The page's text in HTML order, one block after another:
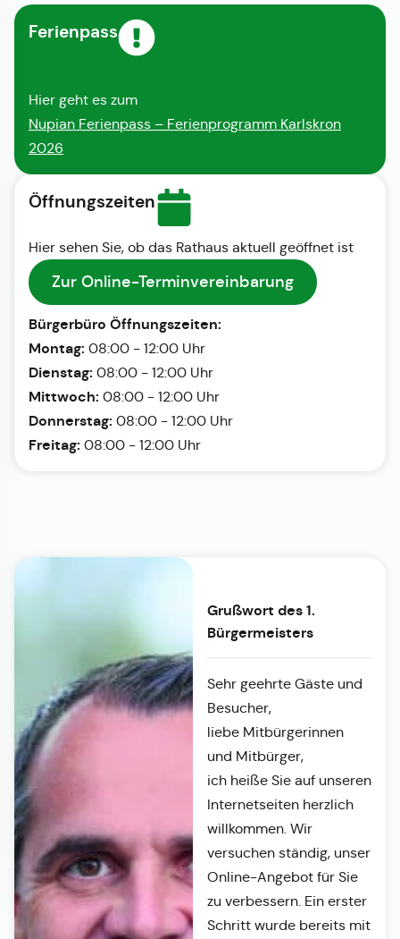
Ferienpass
Hier geht es zum
Nupian Ferienpass – Ferienprogramm Karlskron
2026
Öffnungszeiten
Hier sehen Sie, ob das Rathaus aktuell geöffnet ist
Zur Online-Terminvereinbarung
Bürgerbüro Öffnungszeiten:
Montag: 08:00 - 12:00 Uhr
Dienstag: 08:00 - 12:00 Uhr
Mittwoch: 08:00 - 12:00 Uhr
Donnerstag: 08:00 - 12:00 Uhr
Freitag: 08:00 - 12:00 Uhr
Grußwort des 1.
Bürgermeisters
Sehr geehrte Gäste und
Besucher,
liebe Mitbürgerinnen
und Mitbürger,
ich heiße Sie auf unseren
Internetseiten herzlich
willkommen. Wir
versuchen ständig, unser
Online-Angebot für Sie
zu verbessern. Ein erster
Schritt wurde bereits mit